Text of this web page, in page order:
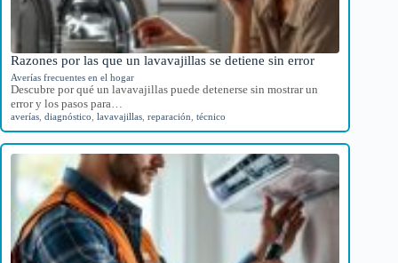
Razones por las que un lavavajillas se detiene sin error
Averías frecuentes en el hogar
Descubre por qué un lavavajillas puede detenerse sin mostrar un
error y los pasos para…
averías diagnóstico lavavajillas reparación técnico